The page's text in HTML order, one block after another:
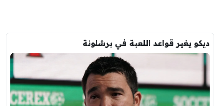
ديكو يغير قواعد اللعبة في برشلونة